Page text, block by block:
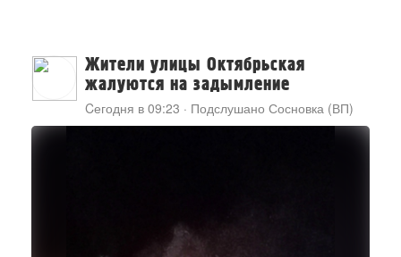
Жители улицы Октябрьская
жалуются на задымление
Cегодня в 09:23 · Подслушано Сосновка (ВП)